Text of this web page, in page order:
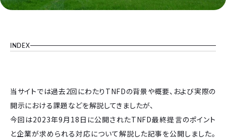
INDEX
当サイトでは過去2回にわたりTNFDの背景や概要、および実際の
開示における課題などを解説してきましたが、
今回は2023年9月18日に公開されたTNFD最終提言のポイント
と企業が求められる対応について解説した記事を公開しました。